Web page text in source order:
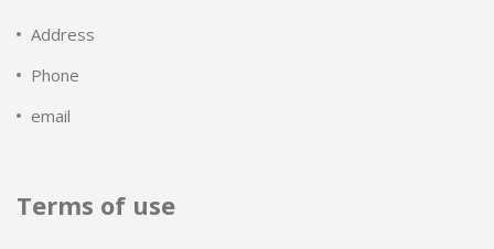
Address
Phone
email
Terms of use